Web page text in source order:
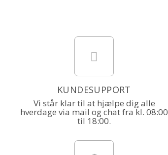
KUNDESUPPORT
Vi står klar til at hjælpe dig alle
hverdage via mail og chat fra kl. 08:00
til 18:00.